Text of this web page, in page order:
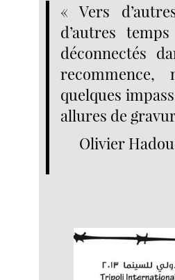
« Vers
d’autres
déconnectés
quelques
allures de
Olivier